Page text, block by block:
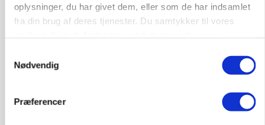
oplysninger, du har givet dem, eller som de har indsamlet
fra din brug af deres tjenester. Du samtykker til vores
Nødvendig
Præferencer